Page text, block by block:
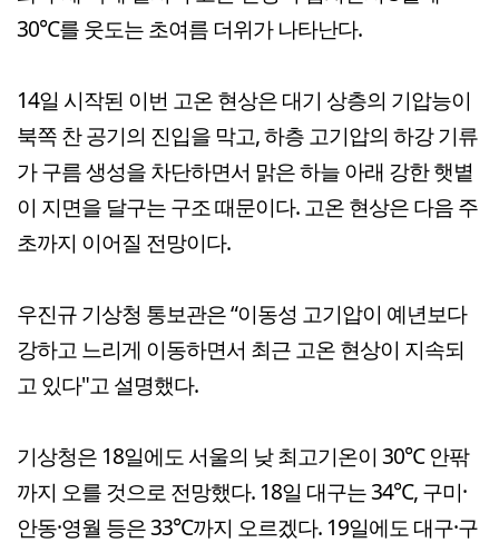
30℃를 웃도는 초여름 더위가 나타난다.
14일 시작된 이번 고온 현상은 대기 상층의 기압능이
북쪽 찬 공기의 진입을 막고, 하층 고기압의 하강 기류
가 구름 생성을 차단하면서 맑은 하늘 아래 강한 햇볕
이 지면을 달구는 구조 때문이다. 고온 현상은 다음 주
초까지 이어질 전망이다.
우진규 기상청 통보관은 “이동성 고기압이 예년보다
강하고 느리게 이동하면서 최근 고온 현상이 지속되
고 있다"고 설명했다.
기상청은 18일에도 서울의 낮 최고기온이 30℃ 안팎
까지 오를 것으로 전망했다. 18일 대구는 34℃, 구미·
안동·영월 등은 33℃까지 오르겠다. 19일에도 대구·구